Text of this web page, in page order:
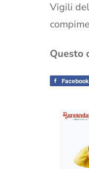
Vigili
Questo
Facebook